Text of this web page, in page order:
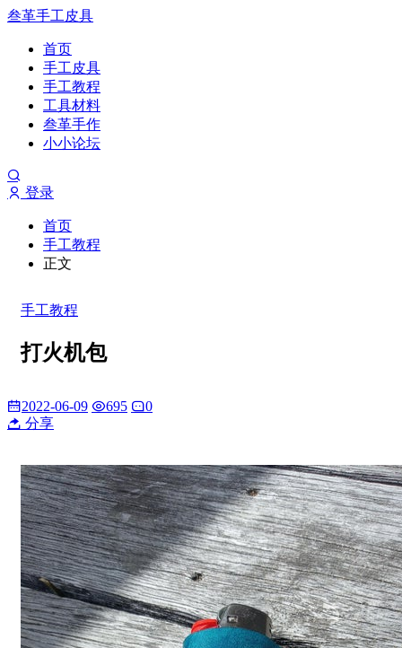
叁革手工皮具
首页
手工皮具
手工教程
工具材料
叁革手作
小小论坛
登录
首页
手工教程
正文
手工教程
打火机包
2022-06-09 695
0
分享